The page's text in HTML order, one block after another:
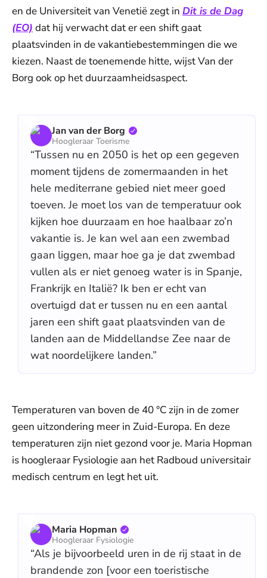
en de Universiteit van Venetië zegt in Dit is de Dag
(EO) dat hij verwacht dat er een shift gaat
plaatsvinden in de vakantiebestemmingen die we
kiezen. Naast de toenemende hitte, wijst Van der
Borg ook op het duurzaamheidsaspect.
Jan van der Borg
Hoogleraar Toerisme
“Tussen nu en 2050 is het op een gegeven
moment tijdens de zomermaanden in het
hele mediterrane gebied niet meer goed
toeven. Je moet los van de temperatuur ook
kijken hoe duurzaam en hoe haalbaar zo’n
vakantie is. Je kan wel aan een zwembad
gaan liggen, maar hoe ga je dat zwembad
vullen als er niet genoeg water is in Spanje,
Frankrijk en Italië? Ik ben er echt van
overtuigd dat er tussen nu en een aantal
jaren een shift gaat plaatsvinden van de
landen aan de Middellandse Zee naar de
wat noordelijkere landen.”
Temperaturen van boven de 40 °C zijn in de zomer
geen uitzondering meer in Zuid-Europa. En deze
temperaturen zijn niet gezond voor je. Maria Hopman
is hoogleraar Fysiologie aan het Radboud universitair
medisch centrum en legt het uit.
Maria Hopman
Hoogleraar Fysiologie
“Als je bijvoorbeeld uren in de rij staat in de
brandende zon [voor een toeristische